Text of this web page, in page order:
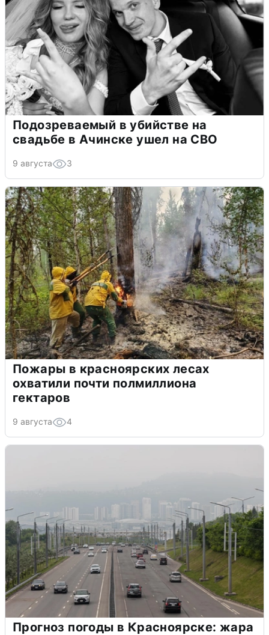
Подозреваемый в убийстве на
свадьбе в Ачинске ушел на СВО
9 августа 3
Пожары в красноярских лесах
охватили почти полмиллиона
гектаров
9 августа 4
Прогноз погоды в Красноярске: жара